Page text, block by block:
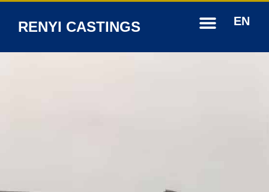
RENYI CASTINGS EN